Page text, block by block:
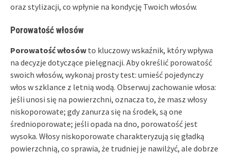
oraz stylizacji, co wpłynie na kondycję Twoich włosów.
Porowatość włosów
Porowatość włosów to kluczowy wskaźnik, który wpływa
na decyzje dotyczące pielęgnacji. Aby określić porowatość
swoich włosów, wykonaj prosty test: umieść pojedynczy
włos w szklance z letnią wodą. Obserwuj zachowanie włosa:
jeśli unosi się na powierzchni, oznacza to, że masz włosy
niskoporowate; gdy zanurza się na środek, są one
średnioporowate; jeśli opada na dno, porowatość jest
wysoka. Włosy niskoporowate charakteryzują się gładką
powierzchnią, co sprawia, że trudniej je nawilżyć, ale dobrze